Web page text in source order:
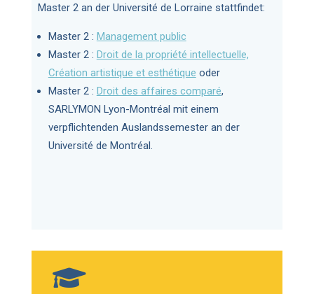
Master 2 an der Université de Lorraine stattfindet:
Master 2 : Management public
Master 2 : Droit de la propriété intellectuelle,
Création artistique et esthétique oder
Master 2 : Droit des affaires comparé,
SARLYMON Lyon-Montréal mit einem
verpflichtenden Auslandssemester an der
Université de Montréal.
